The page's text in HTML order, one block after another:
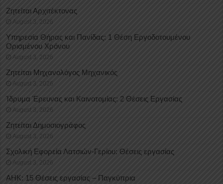
Ζητείται Αρχιτέκτονας
August 3, 2026
Υπηρεσία Θήρας και Πανίδας: 1 Θέση Eργοδοτουμένου
Oρισμένου Xρόνου
August 3, 2026
Ζητείται Μηχανολόγος Μηχανικός
August 3, 2026
Ίδρυμα Έρευνας και Καινοτομίας: 2 Θέσεις Εργασίας
August 3, 2026
Ζητείται Δημοσιογράφος
August 3, 2026
Σχολική Εφορεία Λατσιών-Γερίου: Θέσεις εργασίας
August 3, 2026
ΑΗΚ: 15 Θέσεις εργασίας – Παγκύπρια